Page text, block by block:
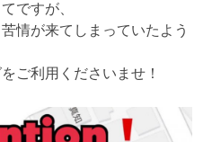
ですが、
情が来てしまっていたよう
ご利用くださいませ！